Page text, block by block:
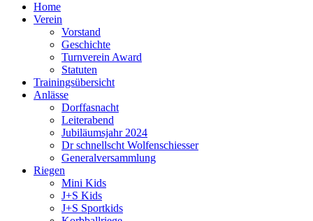
Home
Verein
Vorstand
Geschichte
Turnverein Award
Statuten
Trainingsübersicht
Anlässe
Dorffasnacht
Leiterabend
Jubiläumsjahr 2024
Dr schnellscht Wolfenschiesser
Generalversammlung
Riegen
Mini Kids
J+S Kids
J+S Sportkids